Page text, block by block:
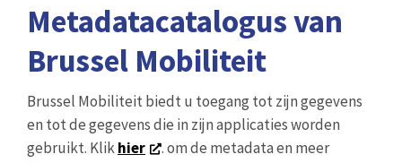
Metadatacatalogus van
Brussel Mobiliteit
Brussel Mobiliteit biedt u toegang tot zijn gegevens
en tot de gegevens die in zijn applicaties worden
gebruikt. Klikhier
. om de metadata en meer